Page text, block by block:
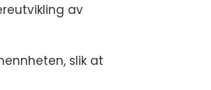
av
slik at